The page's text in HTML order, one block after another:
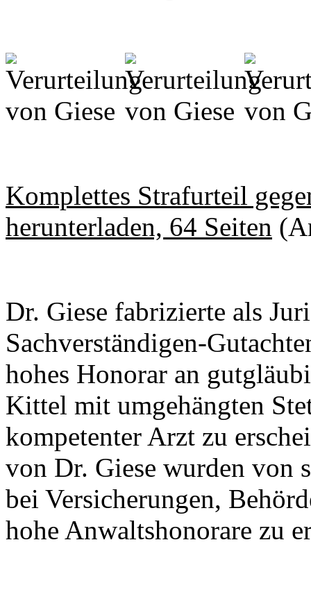
Komplettes Strafurteil
herunterladen, 64 Seiten
Dr. Giese fabrizierte als
Sachverständigen-
hohes Honorar an
Kittel mit umgehängten
kompetenter Arzt zu
von Dr. Giese wurden von
bei Versicherungen,
hohe Anwaltshonorare zu